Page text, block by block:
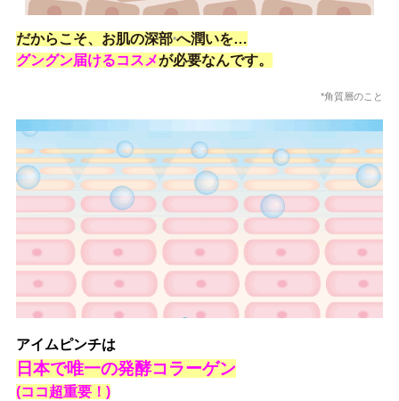
だからこそ、お肌の深部*へ潤いを…
グングン届けるコスメが必要なんです。
*角質層のこと
アイムピンチは
日本で唯一の発酵コラーゲン
(ココ超重要！)